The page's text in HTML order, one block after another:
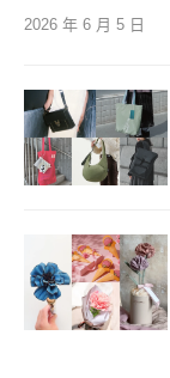
2026 年 6 月 5 日